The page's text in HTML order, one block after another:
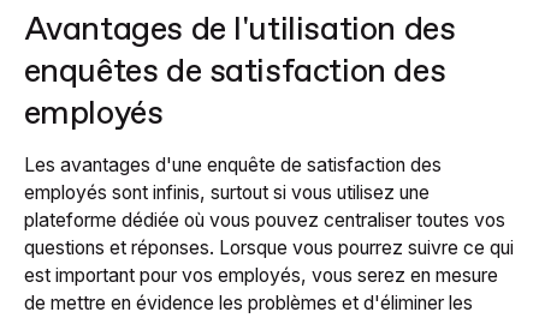
Avantages de l'utilisation des
enquêtes de satisfaction des
employés
Les avantages d'une enquête de satisfaction des
employés sont infinis, surtout si vous utilisez une
plateforme dédiée où vous pouvez centraliser toutes vos
questions et réponses. Lorsque vous pourrez suivre ce qui
est important pour vos employés, vous serez en mesure
de mettre en évidence les problèmes et d'éliminer les